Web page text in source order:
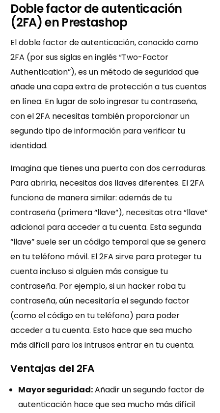
Doble factor de autenticación
(2FA) en Prestashop
El doble factor de autenticación, conocido como
2FA (por sus siglas en inglés “Two-Factor
Authentication”), es un método de seguridad que
añade una capa extra de protección a tus cuentas
en línea. En lugar de solo ingresar tu contraseña,
con el 2FA necesitas también proporcionar un
segundo tipo de información para verificar tu
identidad.
Imagina que tienes una puerta con dos cerraduras.
Para abrirla, necesitas dos llaves diferentes. El 2FA
funciona de manera similar: además de tu
contraseña (primera “llave”), necesitas otra “llave”
adicional para acceder a tu cuenta. Esta segunda
“llave” suele ser un código temporal que se genera
en tu teléfono móvil. El 2FA sirve para proteger tu
cuenta incluso si alguien más consigue tu
contraseña. Por ejemplo, si un hacker roba tu
contraseña, aún necesitaría el segundo factor
(como el código en tu teléfono) para poder
acceder a tu cuenta. Esto hace que sea mucho
más difícil para los intrusos entrar en tu cuenta.
Ventajas del 2FA
Mayor seguridad:Añadir un segundo factor de
autenticación hace que sea mucho más difícil